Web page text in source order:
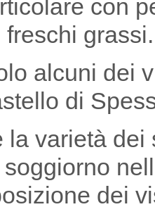
con
grassi.
alcuni dei
di
la varietà
dei